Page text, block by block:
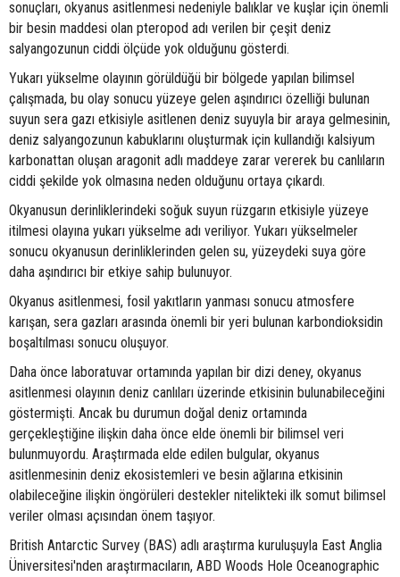
sonuçları, okyanus asitlenmesi nedeniyle balıklar ve kuşlar için önemli
bir besin maddesi olan pteropod adı verilen bir çeşit deniz
salyangozunun ciddi ölçüde yok olduğunu gösterdi.
Yukarı yükselme olayının görüldüğü bir bölgede yapılan bilimsel
çalışmada, bu olay sonucu yüzeye gelen aşındırıcı özelliği bulunan
suyun sera gazı etkisiyle asitlenen deniz suyuyla bir araya gelmesinin,
deniz salyangozunun kabuklarını oluşturmak için kullandığı kalsiyum
karbonattan oluşan aragonit adlı maddeye zarar vererek bu canlıların
ciddi şekilde yok olmasına neden olduğunu ortaya çıkardı.
Okyanusun derinliklerindeki soğuk suyun rüzgarın etkisiyle yüzeye
itilmesi olayına yukarı yükselme adı veriliyor. Yukarı yükselmeler
sonucu okyanusun derinliklerinden gelen su, yüzeydeki suya göre
daha aşındırıcı bir etkiye sahip bulunuyor.
Okyanus asitlenmesi, fosil yakıtların yanması sonucu atmosfere
karışan, sera gazları arasında önemli bir yeri bulunan karbondioksidin
boşaltılması sonucu oluşuyor.
Daha önce laboratuvar ortamında yapılan bir dizi deney, okyanus
asitlenmesi olayının deniz canlıları üzerinde etkisinin bulunabileceğini
göstermişti. Ancak bu durumun doğal deniz ortamında
gerçekleştiğine ilişkin daha önce elde önemli bir bilimsel veri
bulunmuyordu. Araştırmada elde edilen bulgular, okyanus
asitlenmesinin deniz ekosistemleri ve besin ağlarına etkisinin
olabileceğine ilişkin öngörüleri destekler nitelikteki ilk somut bilimsel
veriler olması açısından önem taşıyor.
British Antarctic Survey (BAS) adlı araştırma kuruluşuyla East Anglia
Üniversitesi'nden araştırmacıların, ABD Woods Hole Oceanographic